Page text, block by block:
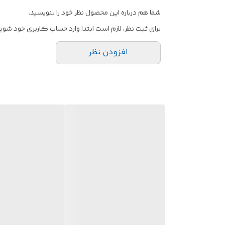
شما هم درباره این محصول نظر خود را بنویسید.
برای ثبت نظر، لازم است ابتدا وارد حساب کاربری خود
افزودن نظر